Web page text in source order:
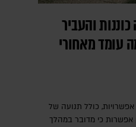
והעביר
עומד מאחורי
כולל תנועה של
אפשרות כי מדובר במהלך